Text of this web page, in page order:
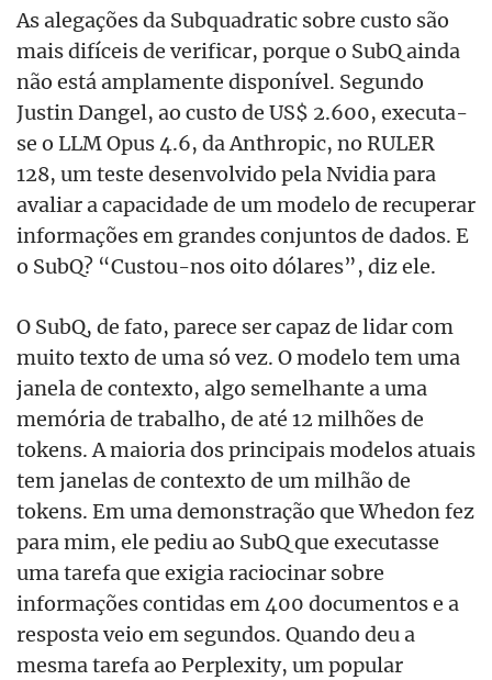
As alegações da Subquadratic sobre custo são
mais difíceis de verificar, porque o SubQ ainda
não está amplamente disponível. Segundo
Justin Dangel, ao custo de US$ 2.600, executa-
se o LLM Opus 4.6, da Anthropic, no RULER
128, um teste desenvolvido pela Nvidia para
avaliar a capacidade de um modelo de recuperar
informações em grandes conjuntos de dados. E
o SubQ? “Custou-nos oito dólares”, diz ele.
O SubQ, de fato, parece ser capaz de lidar com
muito texto de uma só vez. O modelo tem uma
janela de contexto, algo semelhante a uma
memória de trabalho, de até 12 milhões de
tokens. A maioria dos principais modelos atuais
tem janelas de contexto de um milhão de
tokens. Em uma demonstração que Whedon fez
para mim, ele pediu ao SubQ que executasse
uma tarefa que exigia raciocinar sobre
informações contidas em 400 documentos e a
resposta veio em segundos. Quando deu a
mesma tarefa ao Perplexity, um popular